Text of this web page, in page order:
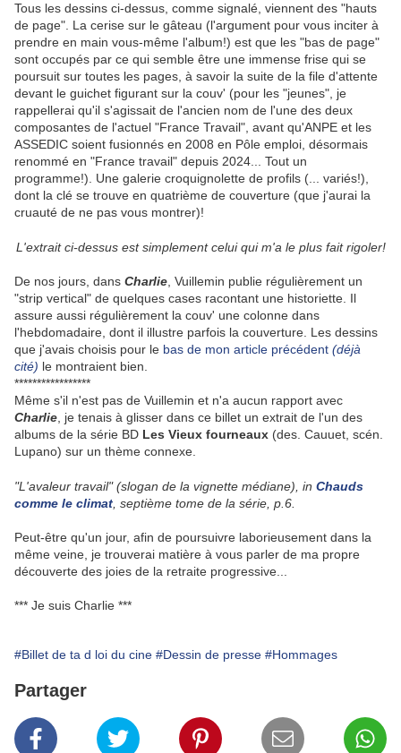
Tous les dessins ci-dessus, comme signalé, viennent des "hauts
de page". La cerise sur le gâteau (l'argument pour vous inciter à
prendre en main vous-même l'album!) est que les "bas de page"
sont occupés par ce qui semble être une immense frise qui se
poursuit sur toutes les pages, à savoir la suite de la file d'attente
devant le guichet figurant sur la couv' (pour les "jeunes", je
rappellerai qu'il s'agissait de l'ancien nom de l'une des deux
composantes de l'actuel "France Travail", avant qu'ANPE et les
ASSEDIC soient fusionnés en 2008 en Pôle emploi, désormais
renommé en "France travail" depuis 2024... Tout un
programme!). Une galerie croquignolette de profils (... variés!),
dont la clé se trouve en quatrième de couverture (que j'aurai la
cruauté de ne pas vous montrer)!
L'extrait ci-dessus est simplement celui qui m'a le plus fait rigoler!
De nos jours, dans Charlie , Vuillemin publie régulièrement un
"strip vertical" de quelques cases racontant une historiette. Il
assure aussi régulièrement la couv' une colonne dans
l'hebdomadaire, dont il illustre parfois la couverture. Les dessins
que j'avais choisis pour le bas de mon article précédent (déjà
cité) le montraient bien.
*****************
Même s'il n'est pas de Vuillemin et n'a aucun rapport avec
Charlie , je tenais à glisser dans ce billet un extrait de l'un des
albums de la série BD Les Vieux fourneaux (des. Cauuet, scén.
Lupano) sur un thème connexe.
"L'avaleur travail" (slogan de la vignette médiane), in Chauds
comme le climat , septième tome de la série, p.6.
Peut-être qu'un jour, afin de poursuivre laborieusement dans la
même veine, je trouverai matière à vous parler de ma propre
découverte des joies de la retraite progressive...
*** Je suis Charlie ***
#Billet de ta d loi du cine #Dessin de presse #Hommages
Partager